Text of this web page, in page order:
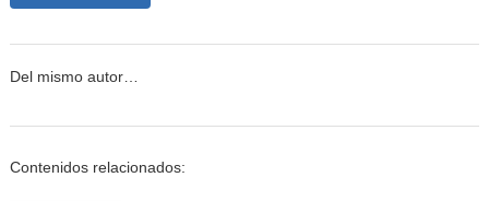
Del mismo autor…
Contenidos relacionados: